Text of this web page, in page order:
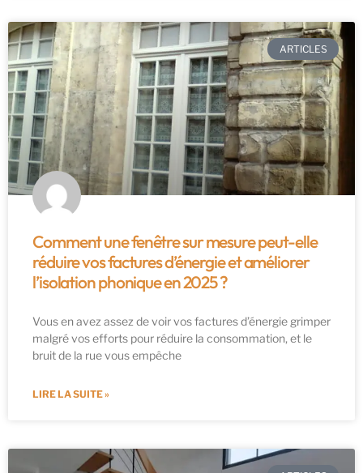
ARTICLES
Comment une fenêtre sur mesure peut-elle
réduire vos factures d’énergie et améliorer
l’isolation phonique en 2025 ?
Vous en avez assez de voir vos factures d’énergie grimper
malgré vos efforts pour réduire la consommation, et le
bruit de la rue vous empêche
LIRE LA SUITE »